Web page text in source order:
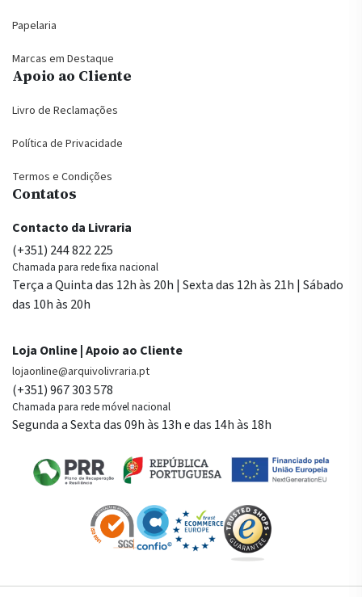
Papelaria
Marcas em Destaque
Apoio ao Cliente
Livro de Reclamações
Política de Privacidade
Termos e Condições
Contatos
Contacto da Livraria
(+351) 244 822 225
Chamada para rede fixa nacional
Terça a Quinta das 12h às 20h | Sexta das 12h às 21h | Sábado
das 10h às 20h
Loja Online | Apoio ao Cliente
lojaonline@arquivolivraria.pt
(+351) 967 303 578
Chamada para rede móvel nacional
Segunda a Sexta das 09h às 13h e das 14h às 18h